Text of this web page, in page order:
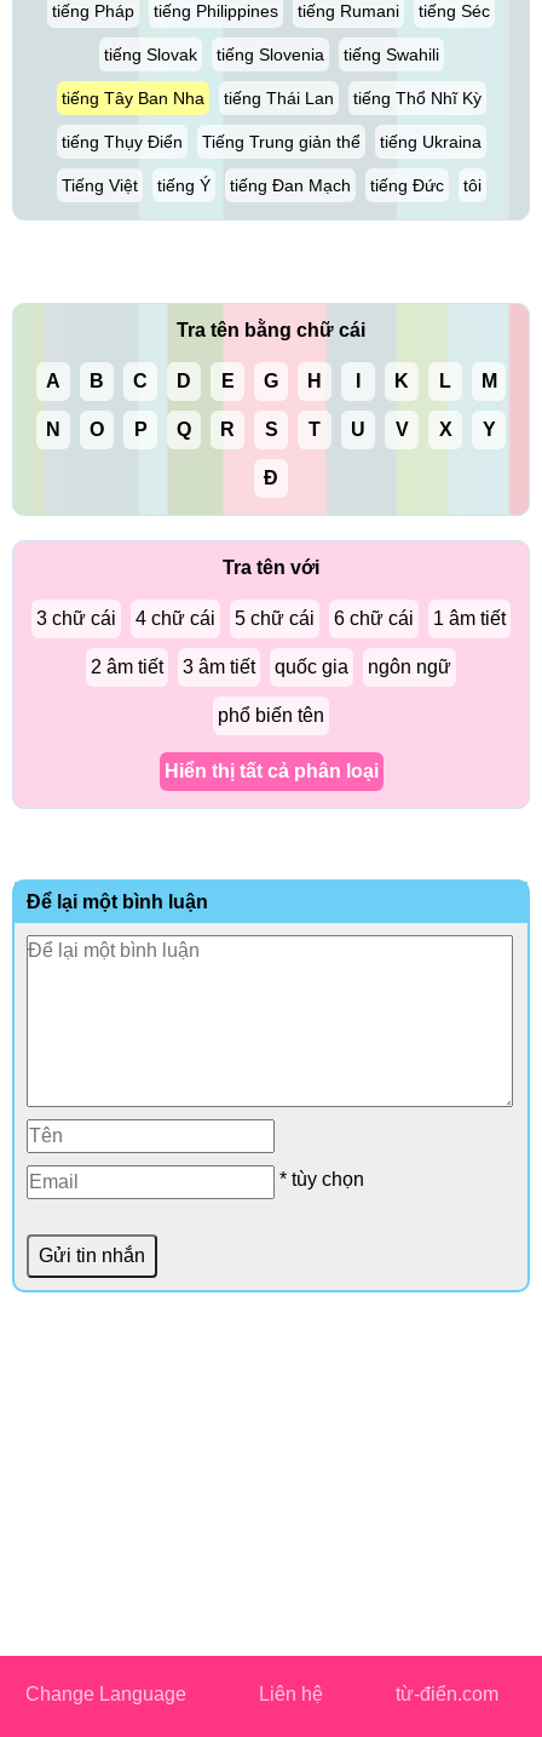
tiếng Pháp tiếng Philippines tiếng Rumani tiếng Séc
tiếng Slovak tiếng Slovenia tiếng Swahili
tiếng Tây Ban Nha tiếng Thái Lan tiếng Thổ Nhĩ Kỳ
tiếng Thụy Điển Tiếng Trung giản thể tiếng Ukraina
Tiếng Việt tiếng Ý tiếng Đan Mạch tiếng Đức tôi
Tra tên bằng chữ cái
A B C D E G H K L M
N O P Q R S T U V X Y
Đ
Tra tên với
3 chữ cái 4 chữ cái 5 chữ cái 6 chữ cái 1 âm tiết
2 âm tiết 3 âm tiết quốc gia ngôn ngữ
phổ biến tên
Hiển thị tất cả phân loại
Để lại một bình luận
* tùy chọn
Change Language Liên hệ từ-điển.com